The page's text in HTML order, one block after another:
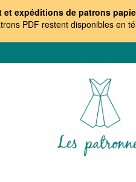
et expéditions de patrons
PDF restent disponibles en